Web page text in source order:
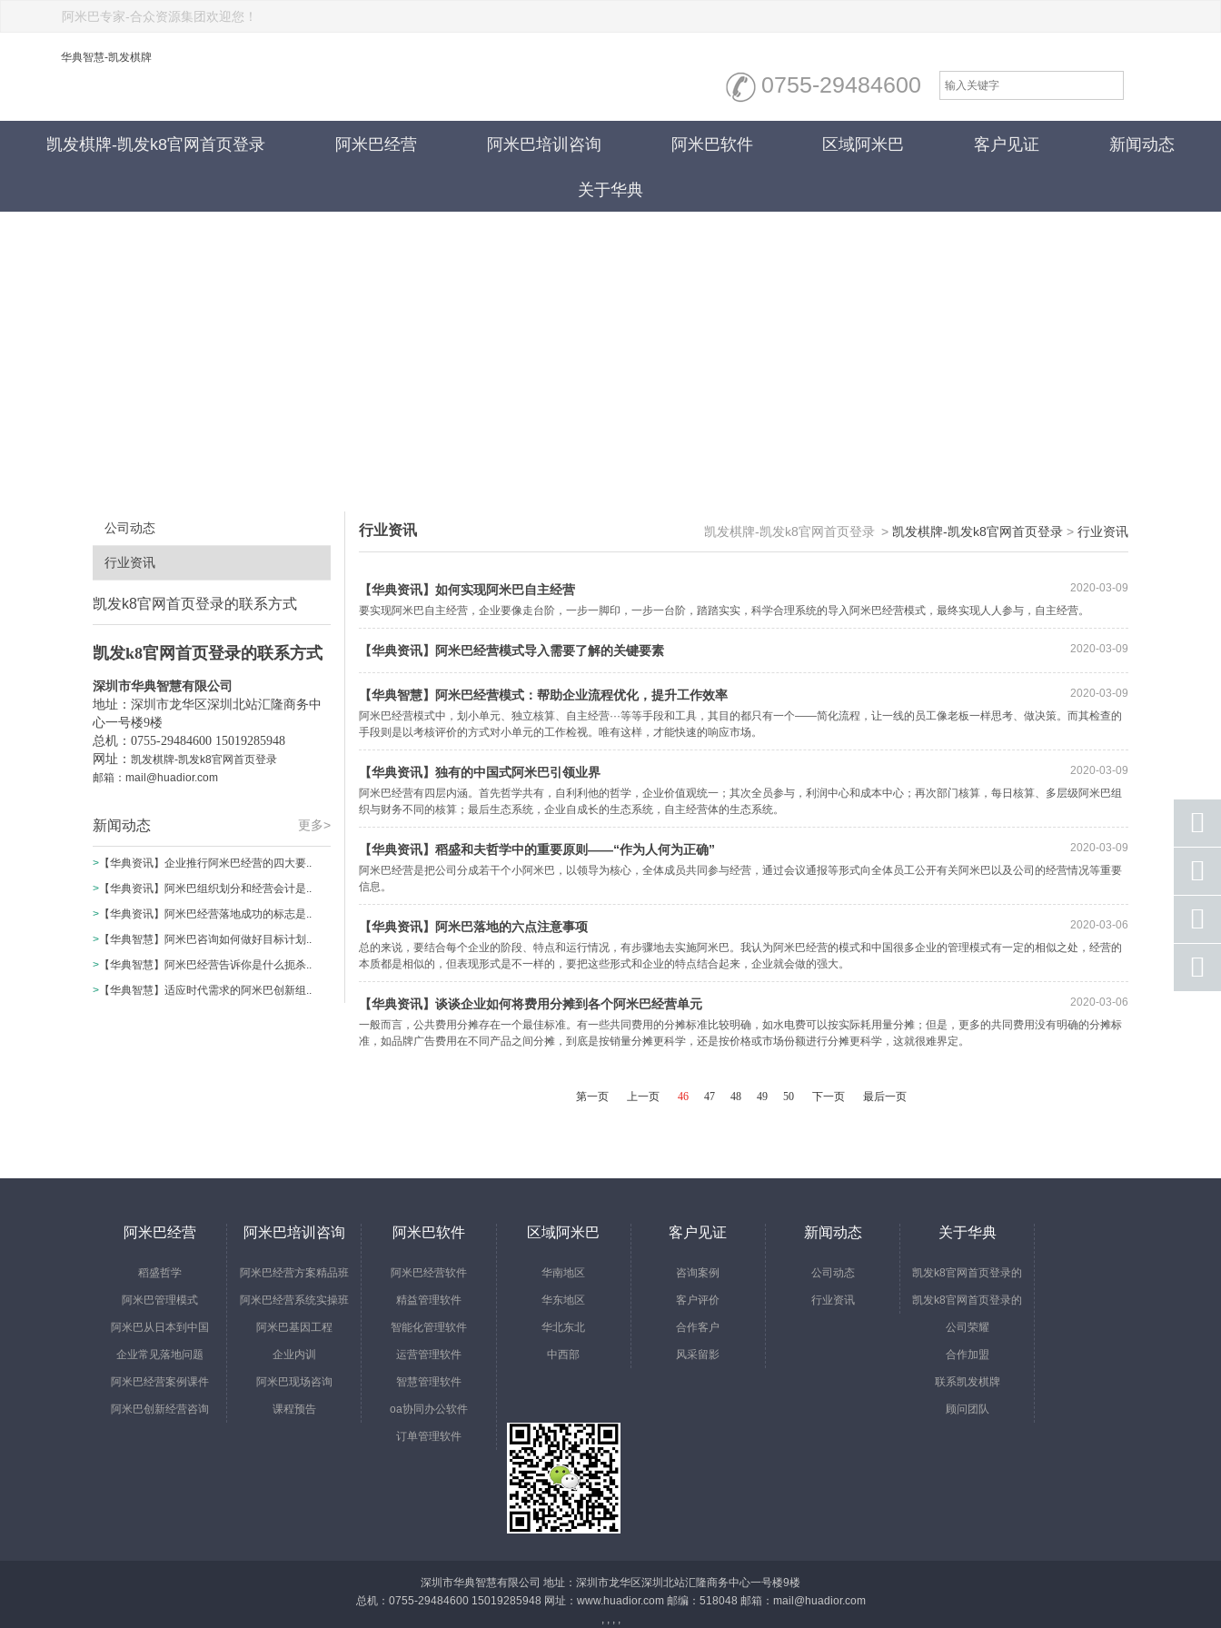
阿米巴专家-合众资源集团欢迎您！
华典智慧-凯发棋牌
0755-29484600
凯发棋牌-凯发k8官网首页登录 阿米巴经营 阿米巴培训咨询 阿米巴软件 区域阿米巴 客户见证 新闻动态
关于华典
公司动态
行业资讯
凯发k8官网首页登录的联系方式
凯发k8官网首页登录的联系方式
深圳市华典智慧有限公司
地址：深圳市龙华区深圳北站汇隆商务中
心一号楼9楼
总机：0755-29484600 15019285948
网址： 凯发棋牌-凯发k8官网首页登录
邮箱： mail@huadior.com
更多>
新闻动态
> 【华典资讯】企业推行阿米巴经营的四大要..
> 【华典资讯】阿米巴组织划分和经营会计是..
> 【华典资讯】阿米巴经营落地成功的标志是..
> 【华典智慧】阿米巴咨询如何做好目标计划..
> 【华典智慧】阿米巴经营告诉你是什么扼杀..
> 【华典智慧】适应时代需求的阿米巴创新组..
行业资讯 凯发棋牌-凯发k8官网首页登录 > 凯发棋牌-凯发k8官网首页登录 > 行业资讯
【华典资讯】如何实现阿米巴自主经营
2020-03-09
要实现阿米巴自主经营，企业要像走台阶，一步一脚印，一步一台阶，踏踏实实，科学合理系统的导入阿米巴经营模式，最终实现人人参与，自主经营。
【华典资讯】阿米巴经营模式导入需要了解的关键要素 2020-03-09
【华典智慧】阿米巴经营模式：帮助企业流程优化，提升工作效率
2020-03-09
阿米巴经营模式中，划小单元、独立核算、自主经营···等等手段和工具，其目的都只有一个——简化流程，让一线的员工像老板一样思考、做决策。而其检查的
手段则是以考核评价的方式对小单元的工作检视。唯有这样，才能快速的响应市场。
【华典资讯】独有的中国式阿米巴引领业界
2020-03-09
阿米巴经营有四层内涵。首先哲学共有，自利利他的哲学，企业价值观统一；其次全员参与，利润中心和成本中心；再次部门核算，每日核算、多层级阿米巴组
织与财务不同的核算；最后生态系统，企业自成长的生态系统，自主经营体的生态系统。
【华典资讯】稻盛和夫哲学中的重要原则——“作为人何为正确”
2020-03-09
阿米巴经营是把公司分成若干个小阿米巴，以领导为核心，全体成员共同参与经营，通过会议通报等形式向全体员工公开有关阿米巴以及公司的经营情况等重要
信息。
【华典资讯】阿米巴落地的六点注意事项
2020-03-06
总的来说，要结合每个企业的阶段、特点和运行情况，有步骤地去实施阿米巴。我认为阿米巴经营的模式和中国很多企业的管理模式有一定的相似之处，经营的
本质都是相似的，但表现形式是不一样的，要把这些形式和企业的特点结合起来，企业就会做的强大。
【华典资讯】谈谈企业如何将费用分摊到各个阿米巴经营单元
2020-03-06
一般而言，公共费用分摊存在一个最佳标准。有一些共同费用的分摊标准比较明确，如水电费可以按实际耗用量分摊；但是，更多的共同费用没有明确的分摊标
准，如品牌广告费用在不同产品之间分摊，到底是按销量分摊更科学，还是按价格或市场份额进行分摊更科学，这就很难界定。
第一页 上一页 46 47 48 49 50 下一页 最后一页
阿米巴经营
稻盛哲学
阿米巴管理模式
阿米巴从日本到中国
企业常见落地问题
阿米巴经营案例课件
阿米巴创新经营咨询
阿米巴培训咨询
阿米巴经营方案精品班
阿米巴经营系统实操班
阿米巴基因工程
企业内训
阿米巴现场咨询
课程预告
阿米巴软件
阿米巴经营软件
精益管理软件
智能化管理软件
运营管理软件
智慧管理软件
oa协同办公软件
订单管理软件
区域阿米巴
华南地区
华东地区
华北东北
中西部
客户见证
咨询案例
客户评价
合作客户
风采留影
新闻动态
公司动态
行业资讯
关于华典
凯发k8官网首页登录的
简介
凯发k8官网首页登录的
文化
公司荣耀
合作加盟
联系凯发棋牌
顾问团队
深圳市华典智慧有限公司 地址：深圳市龙华区深圳北站汇隆商务中心一号楼9楼
总机：0755-29484600 15019285948 网址：www.huadior.com 邮编：518048 邮箱： mail@huadior.com
, , , ,
座机
号码
手机
号码
qq
联系